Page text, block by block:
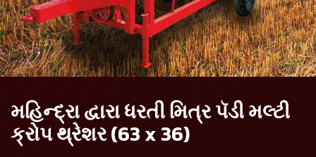
મહિન્દ્રા દ્વારા ધરતી મિત્ર પૅડી મલ્ટી
ક્રોપ થ્રેશર (63 x 36)